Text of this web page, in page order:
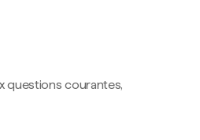
questions courantes,